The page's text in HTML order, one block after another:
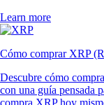
Learn more
Cómo comprar XRP
Descubre cómo
con una guía pensada
compra XRP hoy